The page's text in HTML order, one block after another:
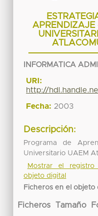
APRENDIZAJE
INFORMATICA
URI:
http://
Fecha: 2003
Descripción:
Programa de
Universitario UAEM
Mostrar el
objeto digital
Ficheros en el objeto
Ficheros Tamaño